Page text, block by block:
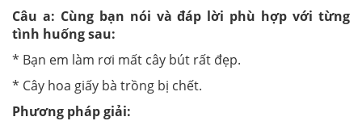
Câu a: Cùng bạn nói và đáp lời phù hợp với từng
tình huống sau:
* Bạn em làm rơi mất cây bút rất đẹp.
* Cây hoa giấy bà trồng bị chết.
Phương pháp giải: